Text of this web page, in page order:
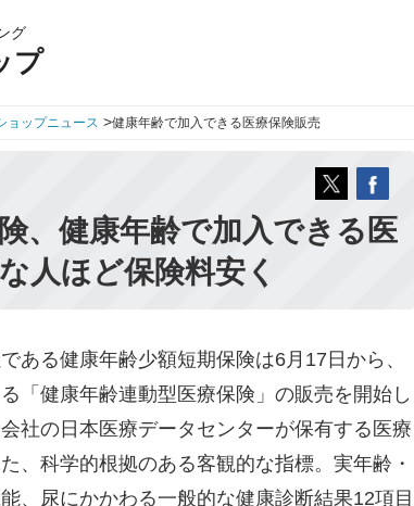
グ
プ
ョップニュース >健康年齢で加入できる医療保険販売
、健康年齢で加入できる医
人ほど保険料安く
ある健康年齢少額短期保険は6月17日から、
「健康年齢連動型医療保険」の販売を開始し
社の日本医療データセンターが保有する医療
、科学的根拠のある客観的な指標。実年齢・
、尿にかかわる一般的な健康診断結果12項目